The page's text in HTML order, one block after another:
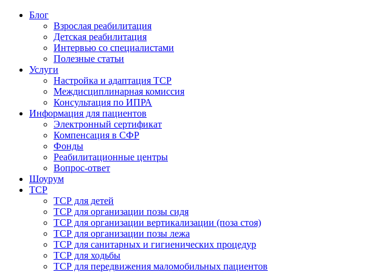
Блог
Взрослая реабилитация
Детская реабилитация
Интервью со специалистами
Полезные статьи
Услуги
Настройка и адаптация ТСР
Междисциплинарная комиссия
Консультация по ИПРА
Информация для пациентов
Электронный сертификат
Компенсация в СФР
Фонды
Реабилитационные центры
Вопрос-ответ
Шоурум
ТСР
ТСР для детей
ТСР для организации позы сидя
ТСР для организации вертикализации (поза стоя)
ТСР для организации позы лежа
ТСР для санитарных и гигиенических процедур
ТСР для ходьбы
ТСР для передвижения маломобильных пациентов